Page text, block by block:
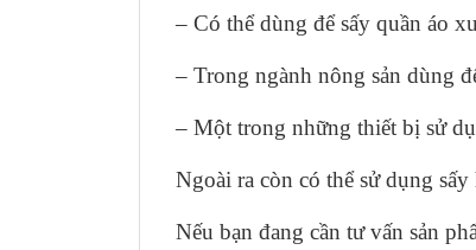
– Có thể dùng để sấy quần áo
– Trong ngành nông sản dùng
– Một trong những thiết bị sử
Ngoài ra còn có thể sử dụng
Nếu bạn đang cần tư vấn sản